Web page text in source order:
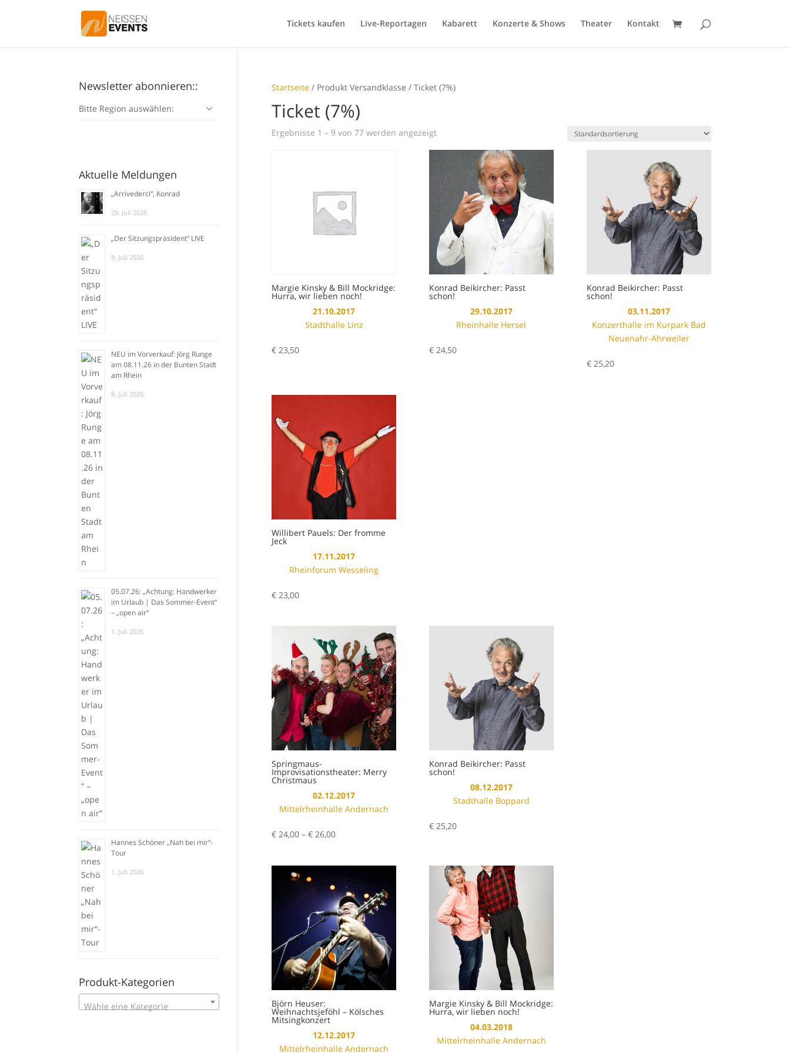
Tickets kaufen Live-Reportagen Kabarett Konzerte & Shows Theater Kontakt
Startseite / Produkt Versandklasse / Ticket (7%)
Ticket (7%)
Ergebnisse 1 – 9 von 77 werden angezeigt
Margie Kinsky & Bill Mockridge:
Hurra, wir lieben noch!
21.10.2017
Stadthalle Linz
€ 23,50
Konrad Beikircher: Passt
schon!
29.10.2017
Rheinhalle Hersel
€ 24,50
Konrad Beikircher: Passt
schon!
03.11.2017
Konzerthalle im Kurpark Bad
Neuenahr-Ahrweiler
€25,20
Willibert Pauels: Der fromme
Jeck
17.11.2017
Rheinforum Wesseling
€ 23,00
Springmaus-
Improvisationstheater: Merry
Christmaus
02.12.2017
Mittelrheinhalle Andernach
€ 24,00 –€ 26,00Preisspanne:
Konrad Beikircher: Passt
schon!
08.12.2017
Stadthalle Boppard
€ 25,20
Björn Heuser:
Weihnachtsjeföhl – Kölsches
Mitsingkonzert
12.12.2017
Mittelrheinhalle Andernach
Margie Kinsky & Bill Mockridge:
Hurra, wir lieben noch!
04.03.2018
Mittelrheinhalle Andernach
Newsletter abonnieren::
Bitte Region auswählen:
Aktuelle Meldungen
„Arrivederci“, Konrad
29. Juli 2026
„Der Sitzungspräsident“ LIVE
9. Juli 2026
NEU im Vorverkauf: Jörg Runge
am 08.11.26 in der Bunten Stadt
am Rhein
8. Juli 2026
05.07.26: „Achtung: Handwerker
im Urlaub | Das Sommer-Event“
– „open air“
1. Juli 2026
Hannes Schöner „Nah bei mir“-
Tour
1. Juli 2026
Produkt-Kategorien
Wähle eine Kategorie